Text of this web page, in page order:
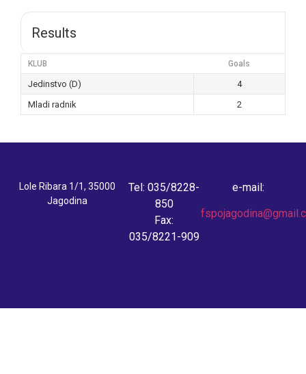
Results
KLUB Goals
Jedinstvo (D)
4
Mladi radnik
2
Lole Ribara 1/1, 35000
Jagodina
Tel: 035/8228-
850
Fax:
035/8221-909
e-mail: